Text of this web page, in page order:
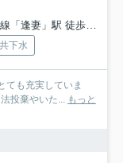
「逢妻」駅 徒歩19分
下水
ても充実していま
投棄やいた... もっと